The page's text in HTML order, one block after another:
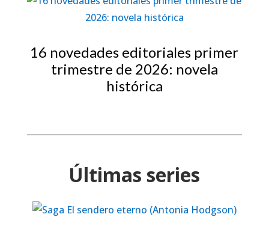
16 novedades editoriales primer
trimestre de 2026: novela
histórica
Últimas series